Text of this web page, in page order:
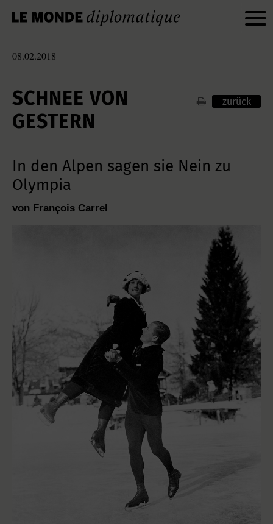
08.02.2018
SCHNEE VON
GESTERN
zurück
In den Alpen sagen sie Nein zu
Olympia
von François Carrel